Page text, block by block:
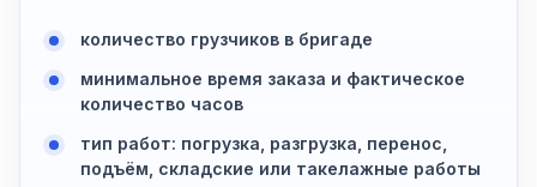
количество грузчиков в бригаде
минимальное время заказа и фактическое
количество часов
тип работ: погрузка, разгрузка, перенос,
подъём, складские или такелажные работы